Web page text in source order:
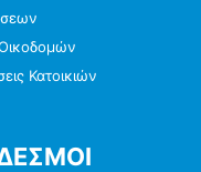
Κατοικιών